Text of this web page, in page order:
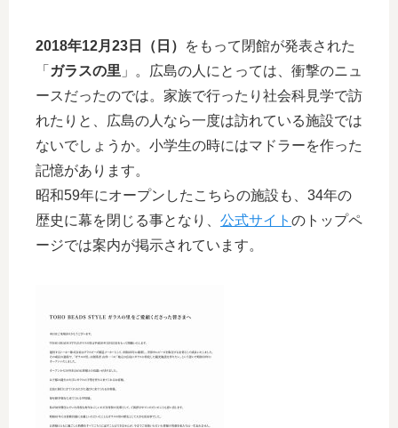
2018年12月23日（日）
をもって閉館が発表された
「 ガラスの里 」。広島の人にとっては、衝撃のニュ
ースだったのでは。家族で行ったり社会科見学で訪
れたりと、広島の人なら一度は訪れている施設では
ないでしょうか。小学生の時にはマドラーを作った
記憶があります。
昭和59年にオープンしたこちらの施設も、34年の
歴史に幕を閉じる事となり、 公式サイト のトップペ
ージでは案内が掲示されています。